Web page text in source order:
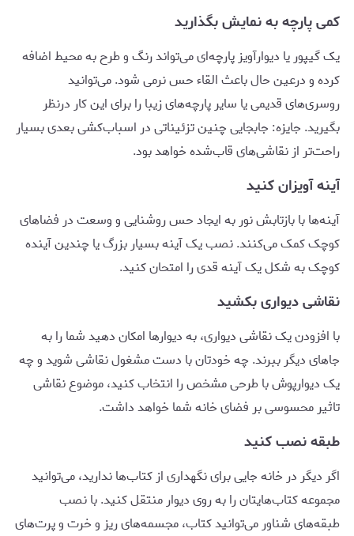
کمی پارچه به نمایش بگذارید
یک گیپور یا دیوارآویز پارچه‌ای می‌تواند رنگ و طرح به محیط اضافه
کرده و درعین حال باعث القاء حس نرمی شود. می‌توانید
روسری‌های قدیمی یا سایر پارچه‌های زیبا را برای این کار درنظر
بگیرید. جایزه: جابجایی چنین تزئیناتی در اسباب‌کشی بعدی بسیار
راحت‌تر از نقاشی‌های قاب‌شده خواهد بود.
آینه آویزان کنید
آینه‌ها با بازتابش نور به ایجاد حس روشنایی و وسعت در فضاهای
کوچک کمک می‌کنند. نصب یک آینه بسیار بزرگ یا چندین آینده
کوچک به شکل یک آینه قدی را امتحان کنید.
نقاشی دیواری بکشید
با افزودن یک نقاشی دیواری، به دیوارها امکان دهید شما را به
جاهای دیگر ببرند. چه خودتان با دست مشغول نقاشی شوید و چه
یک دیوارپوش با طرحی مشخص را انتخاب کنید، موضوع نقاشی
تاثیر محسوسی بر فضای خانه شما خواهد داشت.
طبقه نصب کنید
اگر دیگر در خانه جایی برای نگهداری از کتاب‌ها ندارید، می‌توانید
مجموعه کتاب‌هایتان را به روی دیوار منتقل کنید. با نصب
طبقه‌های شناور می‌توانید کتاب، مجسمه‌های ریز و خرت و پرت‌های